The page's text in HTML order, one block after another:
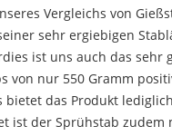
Vergleichs von
sehr ergiebigen
ist uns auch das sehr
von nur 550 Gramm
das Produkt
ist der Sprühstab zudem